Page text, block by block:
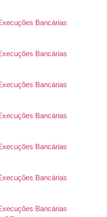
Bancárias
Bancárias
Bancárias
Bancárias
Bancárias
Bancárias
Bancárias